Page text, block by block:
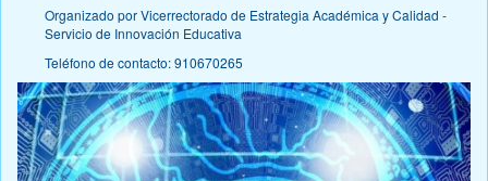
Organizado por Vicerrectorado de Estrategia Académica y Calidad -
Servicio de Innovación Educativa
Teléfono de contacto: 910670265